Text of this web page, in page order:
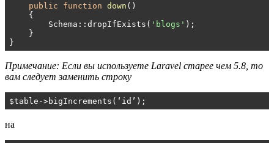
public
function down ()
{
        Schema::dropIfExists(
'blogs' );
    }
}
Примечание: Если вы используете Laravel старее чем 5.8, то
вам следует заменить строку
$table->bigIncrements(‘id’);
на